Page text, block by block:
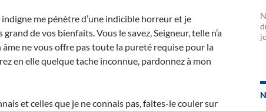
me pénètre d’une indicible horreur et je
de vos bienfaits. Vous le savez, Seigneur, telle n’a
ne vous offre pas toute la pureté requise pour la
en elle quelque tache inconnue, pardonnez à mon
et celles que je ne connais pas, faites-le couler sur